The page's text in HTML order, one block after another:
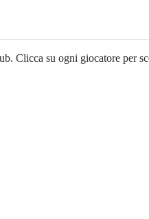
Clicca su ogni giocatore per